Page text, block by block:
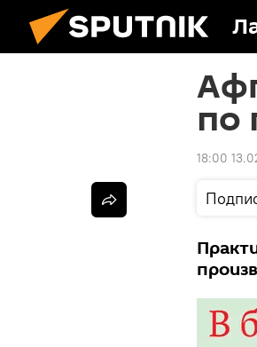
по
18:00